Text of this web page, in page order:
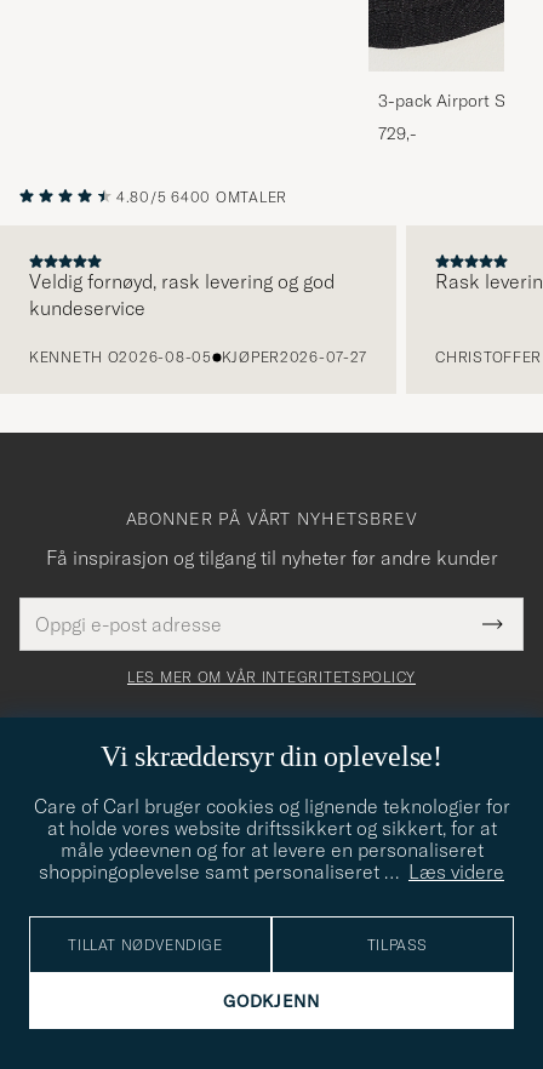
3-pack Airport
Melange
729,-
4.80/5 6400 OMTALER
Veldig fornøyd, rask levering og god
kundeservice
KENNETH O2026-08-05 KJØPER2026-07-27
Rask
Vi skræddersyr din oplevelse!
Care of Carl bruger cookies og lignende teknologier for
at holde vores website driftssikkert og sikkert, for at
måle ydeevnen og for at levere en personaliseret
shoppingoplevelse samt personaliseret … Læs videre
TILLAT NØDVENDIGE TILPASS
GODKJENN
ABONNER PÅ VÅRT NYHETSBREV
Få inspirasjon og tilgang til nyheter før andre kunder
postadresse
felt
i
Tack
för
du
anmälde
till
vårt
nyhetsbrev!
LES MER OM VÅR INTEGRITETSPOLICY
CARE OF CARL AS
KUNDERÅDGIVNING
SOSIALE MEDIER